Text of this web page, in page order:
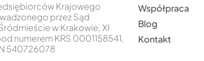
Krajowego
przez Sąd
w Krakowie, XI
numerem KRS 0001158541,
540726078
Współpraca
Blog
Kontakt